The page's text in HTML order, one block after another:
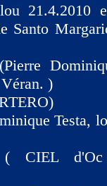
21.4.2010
Santo
)
Testa,
( CIEL